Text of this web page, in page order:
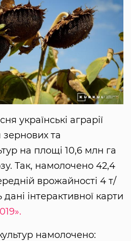
українські аграрії
та
на площі 10,6 млн га
Так, намолочено 42,4
врожайності 4 т/
інтерактивної карти
намолочено: